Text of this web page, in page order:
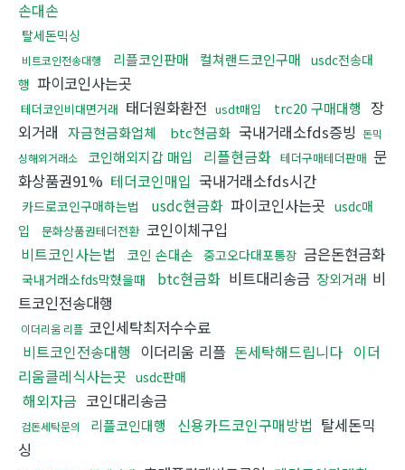
손대손
탈세돈믹싱
비트코인전송대행 리플코인판매 컬쳐랜드코인구매 usdc전송대
행 파이코인사는곳
테더코인비대면거래 태더원화환전 usdt매입 trc20 구매대행
장
외거래 자금현금화업체 btc현금화 국내거래소fds증빙 돈믹
싱해외거래소
코인해외지갑 매입 리플현금화 테더구매테더판매 문
화상품권91% 테더코인매입 국내거래소fds시간
카드로코인구매하는법 usdc현금화 파이코인사는곳 usdc매
입
문화상품권테더전환 코인이체구입
비트코인사는법
코인 손대손 중고오다대포통장 금은돈현금화
국내거래소fds막혔을때 btc현금화 비트대리송금 장외거래 비
트코인전송대행
이더리움 리플 코인세탁최저수수료
비트코인전송대행 이더리움 리플 돈세탁해드립니다 이더
리움클레식사는곳 usdc판매
해외자금 코인대리송금
검돈세탁문의 리플코인대행 신용카드코인구매방법 탈세돈믹
싱